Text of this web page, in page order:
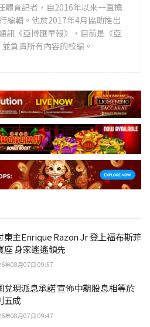
體育記者，自2016年以來一直擔
編輯。他於2017年4月協助推出
訊《亞博匯早報》，目前是《亞
負責所有內容的校編。
東主Enrique Razon Jr 登上福布斯菲
座 身家遙遙領先
年08月07日 09:57
兌現派息承諾 宣佈中期股息相等於
五成
年08月07日 09:47